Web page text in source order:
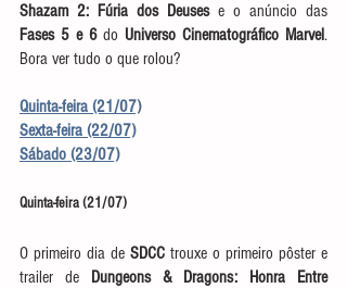
Shazam 2: Fúria dos Deuses
Fases 5 e 6 do Universo Cinematográfico Marvel.
Bora ver tudo o que rolou?
Quinta-feira (21/07)
Sexta-feira (22/07)
Sábado (23/07)
Quinta-feira (21/07)
O primeiro dia de SDCC trouxe o primeiro pôster e
trailer de Dungeons & Dragons: Honra Entre